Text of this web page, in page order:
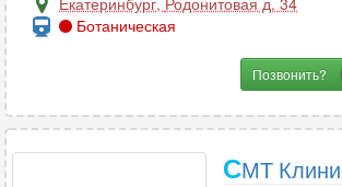
Гепатология
Гирудотерапия
Ботаническая
Позвонить?
СМТ